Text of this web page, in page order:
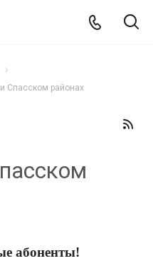
Спасском районах
абоненты!